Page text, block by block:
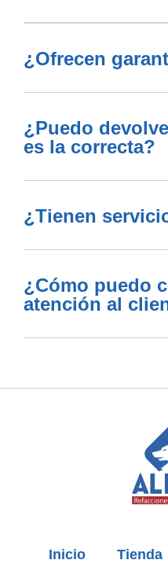
¿Ofrecen
¿Puedo
es la correcta?
¿Tienen
¿Cómo puedo
atención al
Inicio Tienda